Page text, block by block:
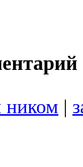
ником |